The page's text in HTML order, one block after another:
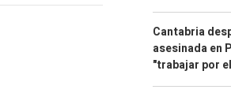
Cantabria
asesinada en
"trabajar por